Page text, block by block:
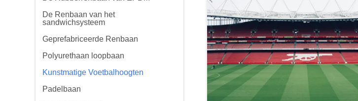
De Renbaan van het
sandwichsysteem
Geprefabriceerde Renbaan
Polyurethaan loopbaan
Kunstmatige Voetbalhoogten
Padelbaan